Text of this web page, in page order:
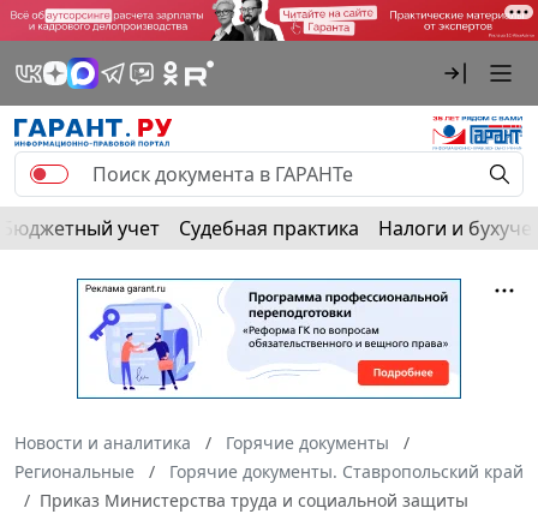
Бюджетный учет Судебная практика Налоги и
Новости и аналитика
Горячие документы
Региональные
Горячие документы. Ставропольский край
Приказ Министерства труда и социальной защиты